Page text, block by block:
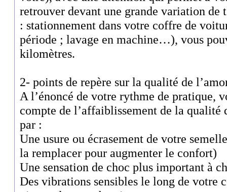
retrouver devant une grande variation de
: stationnement dans votre coffre de
période ; lavage en machine…), vous
kilomètres.
2- points de repère sur la qualité de
A l’énoncé de votre rythme de pratique,
compte de l’affaiblissement de la qualité
par :
Une usure ou écrasement de votre
la remplacer pour augmenter le confort)
Une sensation de choc plus important à
Des vibrations sensibles le long de votre